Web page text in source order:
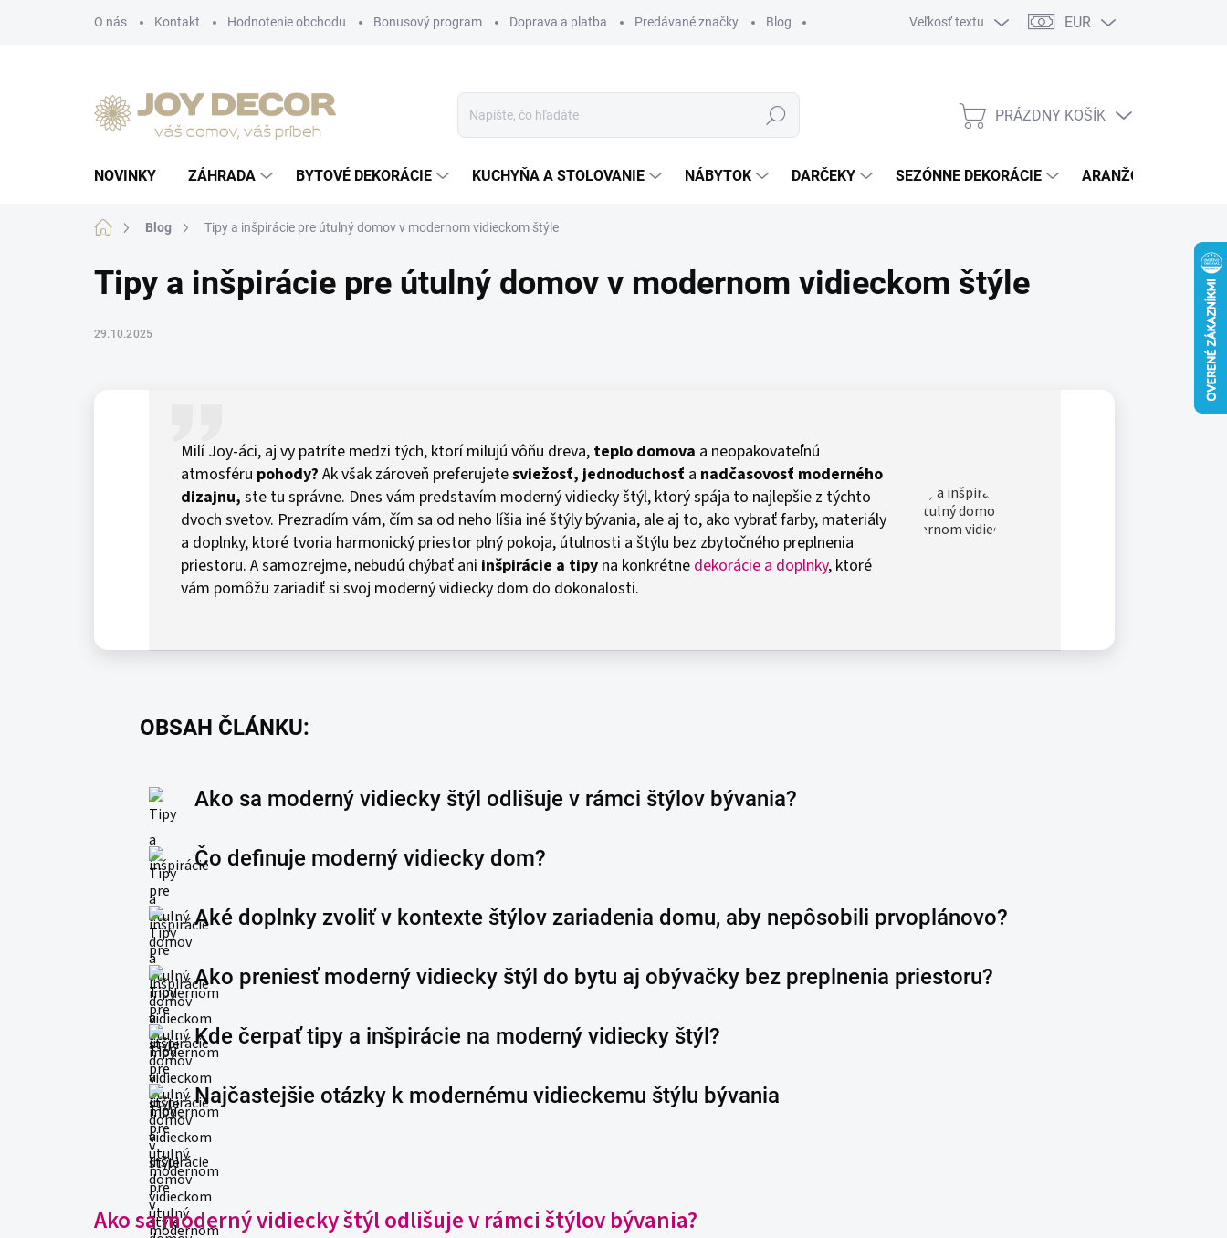
O nás Kontakt Hodnotenie obchodu Bonusový program Doprava a platba Predávané značky Blog Veľkosť textu EUR
Hľadať
NÁKUPNÝ
PRÁZDNY KOŠÍK
NOVINKY ZÁHRADA BYTOVÉ DEKORÁCIE KUCHYŇA A STOLOVANIE NÁBYTOK DARČEKY SEZÓNNE DEKORÁCIE ARANŽOVACÍ
DomovBlog Tipy a inšpirácie pre útulný domov v modernom vidieckom štýle
Tipy a inšpirácie pre útulný domov v modernom vidieckom štýle
29.10.2025
Milí Joy-áci, aj vy patríte medzi tých, ktorí milujú vôňu dreva,teplo domova a neopakovateľnú
atmosféru pohody? Ak však zároveň preferujetesviežosť, jednoduchosť a nadčasovosť moderného
dizajnu, ste tu správne. Dnes vám predstavím moderný vidiecky štýl, ktorý spája to najlepšie z týchto
dvoch svetov. Prezradím vám, čím sa od neho líšia iné štýly bývania, ale aj to, ako vybrať farby, materiály
a doplnky, ktoré tvoria harmonický priestor plný pokoja, útulnosti a štýlu bez zbytočného preplnenia
priestoru. A samozrejme, nebudú chýbať ani inšpirácie a tipyna konkrétnedekorácie a doplnky, ktoré
vám pomôžu zariadiť si svoj moderný vidiecky dom do dokonalosti.
OBSAH ČLÁNKU:
Ako sa moderný vidiecky štýl odlišuje v rámci štýlov bývania?
Čo definuje moderný vidiecky dom?
Aké doplnky zvoliť v kontexte štýlov zariadenia domu, aby nepôsobili prvoplánovo?
Ako preniesť moderný vidiecky štýl do bytu aj obývačky bez preplnenia priestoru?
Kde čerpať tipy a inšpirácie na moderný vidiecky štýl?
Najčastejšie otázky k modernému vidieckemu štýlu bývania
Ako sa moderný vidiecky štýl odlišuje v rámci štýlov bývania?